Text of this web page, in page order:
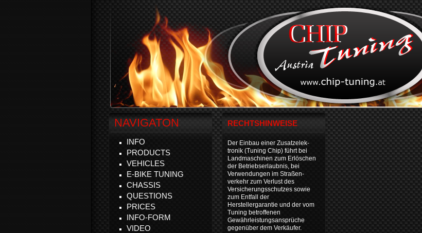
RECHTSHINWEISE
Der Einbau einer Zusatzelek-
tronik (Tuning Chip) führt bei
Landmaschinen zum Erlöschen
der Betriebserlaubnis, bei
Verwendungen im Straßen-
verkehr zum Verlust des
Versicherungsschutzes sowie
zum Entfall der
Herstellergarantie und der vom
Tuning betroffenen
Gewährleistungsansprüche
gegenüber dem Verkäufer.
NAVIGATON
INFO
PRODUCTS
VEHICLES
E-BIKE TUNING
CHASSIS
QUESTIONS
PRICES
INFO-FORM
VIDEO